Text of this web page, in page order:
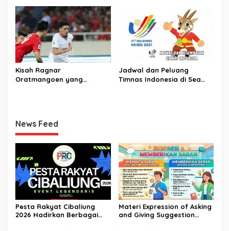
Budidaya Jamur Tiram di
Ujung Kulon
Kisah Ragnar
Oratmangoen yang
Jadwal dan Peluang
Timnas Indonesia di Sea
News Feed
Pesta Rakyat Cibaliung
2026 Hadirkan Berbagai
Materi Expression of Asking
and Giving Suggestion